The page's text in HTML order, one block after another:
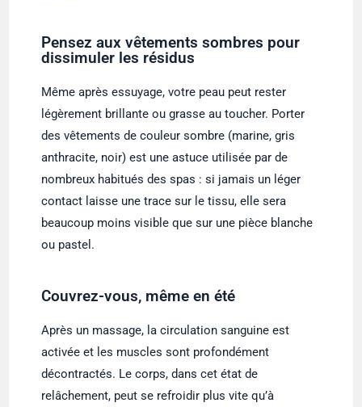
Pensez aux vêtements sombres pour
dissimuler les résidus
Même après essuyage, votre peau peut rester
légèrement brillante ou grasse au toucher. Porter
des vêtements de couleur sombre (marine, gris
anthracite, noir) est une astuce utilisée par de
nombreux habitués des spas : si jamais un léger
contact laisse une trace sur le tissu, elle sera
beaucoup moins visible que sur une pièce blanche
ou pastel.
Couvrez-vous, même en été
Après un massage, la circulation sanguine est
activée et les muscles sont profondément
décontractés. Le corps, dans cet état de
relâchement, peut se refroidir plus vite qu’à